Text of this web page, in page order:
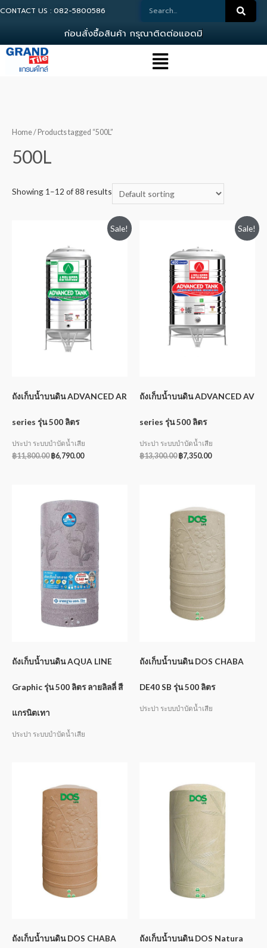
CONTACT US : 082-5800586
อนสงซอสนคา ก รณาตดตอแอดมน
Home/ Products tagged “500L”
500L
Showing 1–12 of 88 results
Sale!
ถังเก็บน้ำบนดิน ADVANCED AR
series รุ่น 500 ลิตร
ประปา ระบบบำบัดน้ำเสีย
฿11,800.00 ฿6,790.00
Sale!
ถังเก็บน้ำบนดิน ADVANCED AV
series รุ่น 500 ลิตร
ประปา ระบบบำบัดน้ำเสีย
฿13,300.00 ฿7,350.00
ถังเก็บน้ำบนดิน AQUA LINE
Graphic รุ่น 500 ลิตร ลายลิลลี่ สี
แกรนิตเทา
ประปา ระบบบำบัดน้ำเสีย
ถังเก็บน้ำบนดิน DOS CHABA
DE40 SB รุ่น 500 ลิตร
ประปา ระบบบำบัดน้ำเสีย
ถังเก็บน้ำบนดิน DOS CHABA ถังเก็บน้ำบนดิน DOS Natura